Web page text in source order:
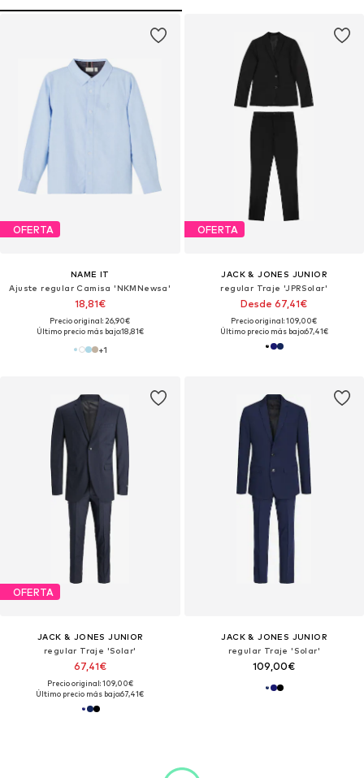
OFERTA
NAME IT
Ajuste regular Camisa 'NKMNewsa'
18,81€
Precio original: 26,90€
Último precio más bajo:18,81€
+1
OFERTA
JACK & JONES JUNIOR
regular Traje 'JPRSolar'
Desde 67,41€
Precio original: 109,00€
Último precio más bajo:67,41€
OFERTA
JACK & JONES JUNIOR
regular Traje 'Solar'
67,41€
Precio original: 109,00€
Último precio más bajo:67,41€
JACK & JONES JUNIOR
regular Traje 'Solar'
109,00€